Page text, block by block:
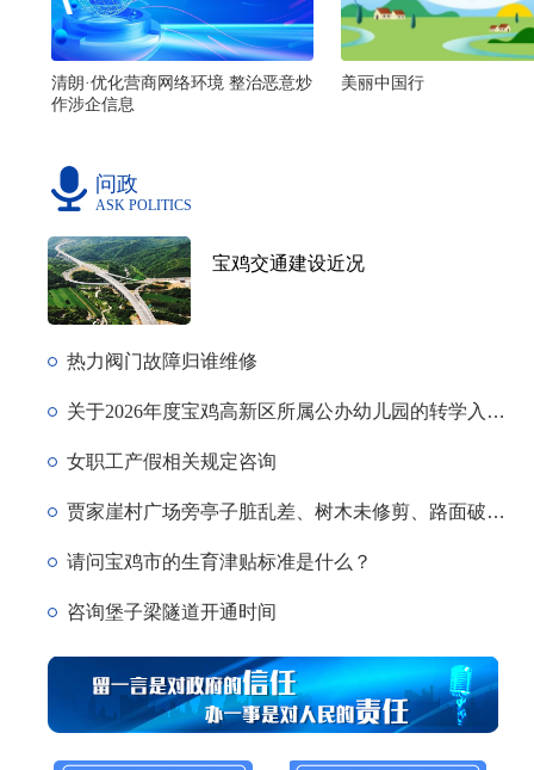
清朗·优化营商网络环境 整治恶意炒
作涉企信息
美丽中国行
问政
ASK POLITICS
宝鸡交通建设近况
热力阀门故障归谁维修
关于2026年度宝鸡高新区所属公办幼儿园的转学入学的政策咨询
女职工产假相关规定咨询
贾家崖村广场旁亭子脏乱差、树木未修剪、路面破损问题
请问宝鸡市的生育津贴标准是什么？
咨询堡子梁隧道开通时间
宝媒帮办】新房申请更名 开发商
2万元更名费 多方沟通协调后 开发